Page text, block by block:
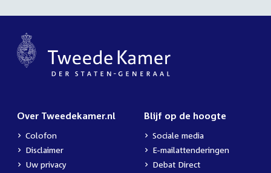
Over Tweedekamer.nl
Colofon
Disclaimer
Uw privacy
Blijf op de hoogte
Sociale media
E-mailattenderingen
Debat Direct